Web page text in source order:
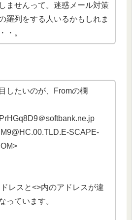
ませんって。迷惑メール対策
羅列をする人いるかもしれま
・。
したいのが、Fromの欄
＠softbank.ne.jp
SCAPE-
レスと<>内のアドレスが違
っています。